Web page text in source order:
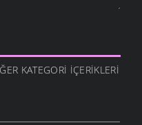
KATEGORI İÇERIKLERI